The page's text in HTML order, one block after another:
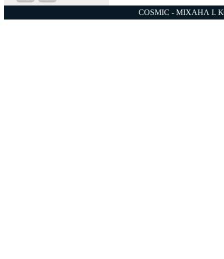
COSMIC - ΜΙΧΑΗΛ Ι.